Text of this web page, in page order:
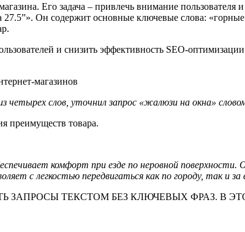
Его задача – привлечь внимание пользователя
27.5”». Он содержит основные ключевые слова:
и снизить эффективность SEO-
четырех слов, уточнил запрос «жалюзи на окна»
преимуществ товара.
комфорт при езде по неровной поверхности.
с легкостью передвигаться как по городу, так и за
ЗАПРОСЫ ТЕКСТОМ БЕЗ КЛЮЧЕВЫХ ФРАЗ. В